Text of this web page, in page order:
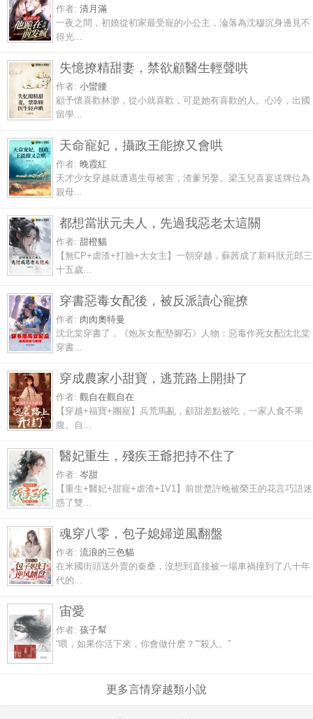
作者: 清月滿
一夜之間，初嬈從初家最受寵的小公主，淪落為沈穆沉身邊見不
得光...
失憶撩精甜妻，禁欲顧醫生輕聲哄
作者: 小蠻腰
顧予懷喜歡林渺，從小就喜歡，可是她有喜歡的人。心冷，出國
留學...
天命寵妃，攝政王能撩又會哄
作者: 晚霞紅
天才少女穿越就遭遇生母被害，渣爹另娶。梁玉兒喜宴送牌位為
親母...
都想當狀元夫人，先過我惡老太這關
作者: 甜橙貓
【無CP+虐渣+打臉+大女主】一朝穿越，蘇茜成了新科狀元郎三
十五歲...
穿書惡毒女配後，被反派讀心寵撩
作者: 肉肉奧特曼
沈北棠穿書了，《炮灰女配墊腳石》人物：惡毒作死女配沈北棠
穿書...
穿成農家小甜寶，逃荒路上開掛了
作者: 觀自在觀自在
【穿越+福寶+團寵】兵荒馬亂，顧甜差點被吃，一家人食不果
腹。自...
醫妃重生，殘疾王爺把持不住了
作者: 岑甜
【重生+醫妃+甜寵+虐渣+1V1】前世楚許晚被榮王的花言巧語迷
惑了雙...
魂穿八零，包子媳婦逆風翻盤
作者: 流浪的三色貓
在米國街頭送外賣的秦桑，沒想到直接被一場車禍撞到了八十年
代的...
宙愛
作者: 孩子幫
“喂，如果你活下來，你會做什麽？”“殺人。”
更多言情穿越類小說